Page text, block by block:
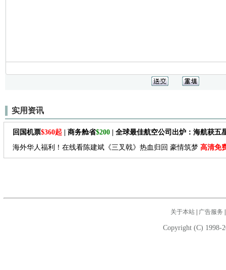
实用资讯
回国机票$360起 | 商务舱省$200 | 全球最佳航空公司出炉：海航获五
海外华人福利！在线看陈建斌《三叉戟》热血归回 豪情筑梦 高清免
关于本站| 广告服务
Copyright (C) 1998-